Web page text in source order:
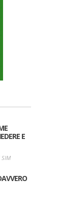
E
SIM